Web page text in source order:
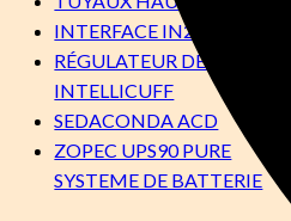
INTERFACE IN2FLOW®
RÉGULATEUR DE PRESSION
INTELLICUFF
SEDACONDA ACD
ZOPEC UPS90 PURE
SYSTEME DE BATTERIE